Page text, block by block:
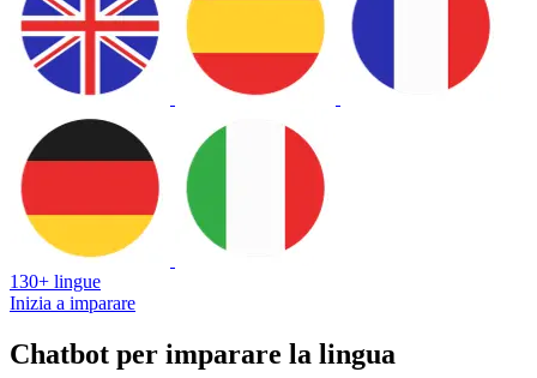
130+ lingue
Inizia a imparare
Chatbot per imparare la lingua